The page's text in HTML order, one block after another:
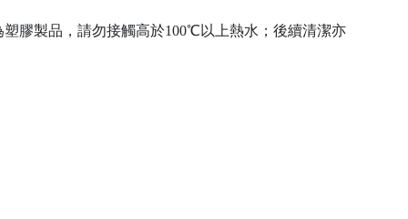
膠製品，請勿接觸高於100℃以上熱水；後續清潔亦